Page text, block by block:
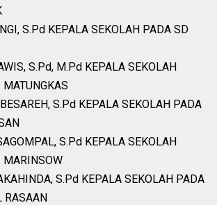
S.Pd KEPALA SEKOLAH PADA SD
S.Pd, M.Pd KEPALA SEKOLAH
MATUNGKAS
S.Pd KEPALA SEKOLAH PADA
S.Pd KEPALA SEKOLAH
MARINSOW
S.Pd KEPALA SEKOLAH PADA
RASAAN